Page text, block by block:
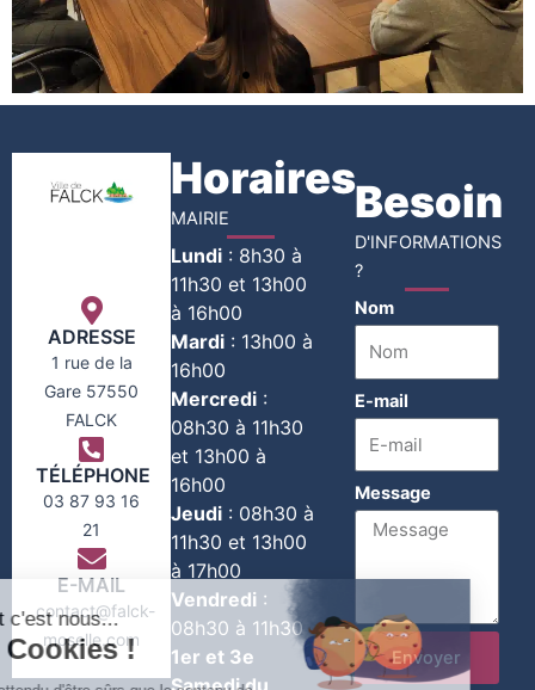
ADRESSE
1 rue de la
Gare 57550
FALCK
TÉLÉPHONE
03 87 93 16
21
E-MAIL
contact@falck-
moselle.com
Horaires
MAIRIE
Lundi : 8h30 à
11h30 et 13h00
à 16h00
Mardi : 13h00 à
16h00
Mercredi :
08h30 à 11h30
et 13h00 à
16h00
Jeudi : 08h30 à
11h30 et 13h00
à 17h00
Vendredi :
08h30 à 11h30
1er et 3e
Samedi du
Besoin
D'INFORMATIONS
?
Nom
E-mail
Message
Envoyer